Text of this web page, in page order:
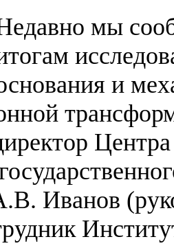
мы
и
Иванов